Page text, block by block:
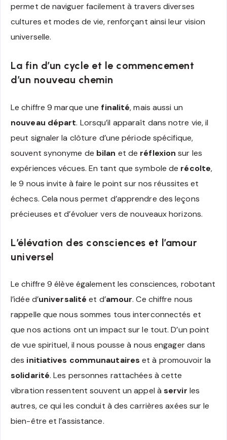
permet de naviguer facilement à travers diverses
cultures et modes de vie, renforçant ainsi leur vision
universelle.
La fin d’un cycle et le commencement
d’un nouveau chemin
Le chiffre 9 marque unefinalité, mais aussi un
nouveau départ. Lorsqu’il apparaît dans notre vie, il
peut signaler la clôture d’une période spécifique,
souvent synonyme de bilan et de réflexion sur les
expériences vécues. En tant que symbole de récolte,
le 9 nous invite à faire le point sur nos réussites et
échecs. Cela nous permet d’apprendre des leçons
précieuses et d’évoluer vers de nouveaux horizons.
L’élévation des consciences et l’amour
universel
Le chiffre 9 élève également les consciences, robotant
l’idée d’universalité et d’amour. Ce chiffre nous
rappelle que nous sommes tous interconnectés et
que nos actions ont un impact sur le tout. D’un point
de vue spirituel, il nous pousse à nous engager dans
des initiatives communautaires et à promouvoir la
solidarité. Les personnes rattachées à cette
vibration ressentent souvent un appel àservir les
autres, ce qui les conduit à des carrières axées sur le
bien-être et l’assistance.